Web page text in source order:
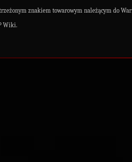
znakiem towarowym należącym do
Wiki.